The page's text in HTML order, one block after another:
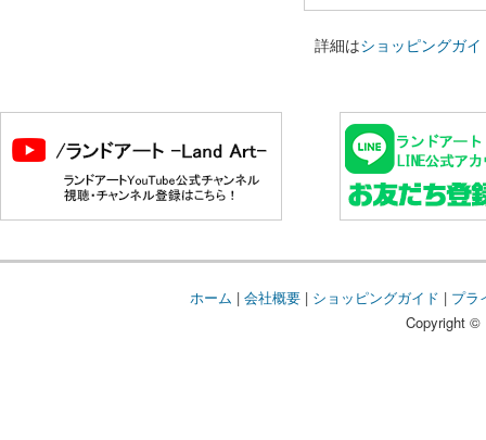
詳細はショッピングガイ
ホーム | 会社概要| ショッピングガイド | プラ
Copyright ©